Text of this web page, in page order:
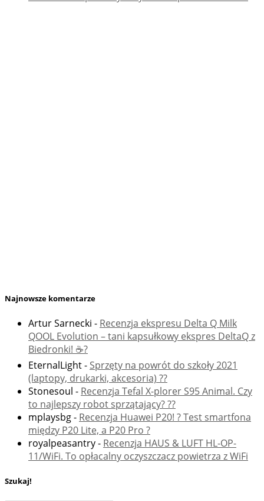
Najnowsze komentarze
Artur Sarnecki - Recenzja ekspresu Delta Q Milk
QOOL Evolution – tani kapsułkowy ekspres DeltaQ z
Biedronki! ☕️?
EternalLight- Sprzęty na powrót do szkoły 2021
(laptopy, drukarki, akcesoria) ??
Stonesoul - Recenzja Tefal X-plorer S95 Animal. Czy
to najlepszy robot sprzątający? ??
mplaysbg- Recenzja Huawei P20! ? Test smartfona
między P20 Lite, a P20 Pro ?
royalpeasantry- Recenzja HAUS & LUFT HL-OP-
11/WiFi. To opłacalny oczyszczacz powietrza z WiFi
Szukaj!